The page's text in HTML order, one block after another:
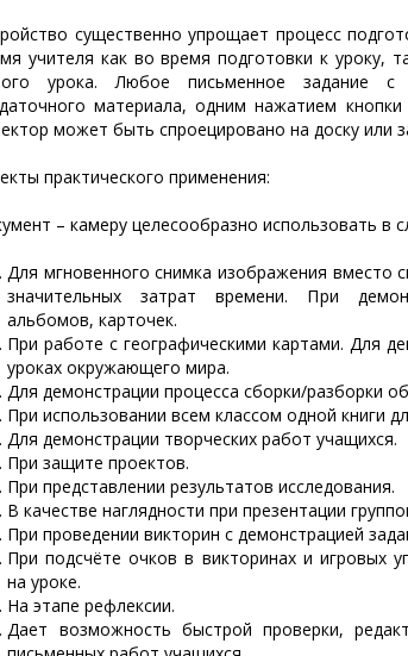
существенно упрощает процесс
учителя как во время подготовки к уроку,
урока. Любое письменное задание с
материала, одним нажатием
может быть спроецировано на доску или
практического применения:
– камеру целесообразно использовать в
Для мгновенного снимка изображения вместо
значительных затрат времени. При
альбомов, карточек.
При работе с географическими картами. Для
уроках окружающего мира.
Для демонстрации процесса сборки/разборки
При использовании всем классом одной книги
Для демонстрации творческих работ учащихся.
При защите проектов.
При представлении результатов исследования.
В качестве наглядности при презентации
При проведении викторин с демонстрацией
При подсчёте очков в викторинах и игровых
на уроке.
На этапе рефлексии.
Дает возможность быстрой проверки,